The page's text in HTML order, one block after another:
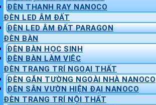
ĐÈN THANH RAY NANOCO
ĐÈN LED ÂM ĐẤT
ĐÈN LED ÂM ĐẤT PARAGON
ĐÈN BÀN
ĐÈN BÀN HỌC SINH
ĐÈN BÀN LÀM VIỆC
ĐÈN TRANG TRÍ NGOẠI THẤT
ĐÈN GẮN TƯỜNG NGOÀI NHÀ NANOCO
ĐÈN SÂN VƯỜN HIỆN ĐẠI NANOCO
ĐÈN TRANG TRÍ NỘI THẤT